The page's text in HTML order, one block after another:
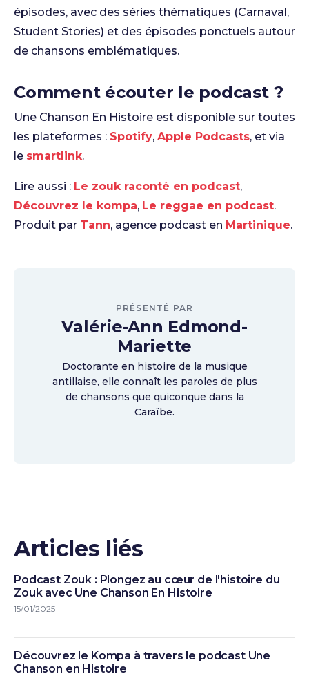
épisodes, avec des séries thématiques (Carnaval,
Student Stories) et des épisodes ponctuels autour
de chansons emblématiques.
Comment écouter le podcast ?
Une Chanson En Histoire est disponible sur toutes
les plateformes : Spotify, Apple Podcasts, et via
le smartlink.
Lire aussi : Le zouk raconté en podcast,
Découvrez le kompa, Le reggae en podcast.
Produit par Tann, agence podcast en Martinique.
PRÉSENTÉ PAR
Valérie-Ann Edmond-
Mariette
Doctorante en histoire de la musique
antillaise, elle connaît les paroles de plus
de chansons que quiconque dans la
Caraïbe.
Articles liés
Podcast Zouk : Plongez au cœur de l'histoire du
Zouk avec Une Chanson En Histoire
15/01/2025
Découvrez le Kompa à travers le podcast Une
Chanson en Histoire